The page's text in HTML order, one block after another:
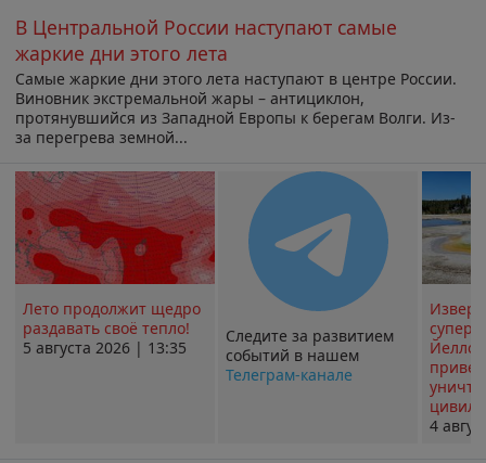
В Центральной России наступают самые
жаркие дни этого лета
Самые жаркие дни этого лета наступают в центре России.
Виновник экстремальной жары – антициклон,
протянувшийся из Западной Европы к берегам Волги. Из-
за перегрева земной...
Лето продолжит щедро
раздавать своё тепло!
5 августа 2026 | 13:35
Следите за развитием
событий в нашем
Телеграм-канале
4